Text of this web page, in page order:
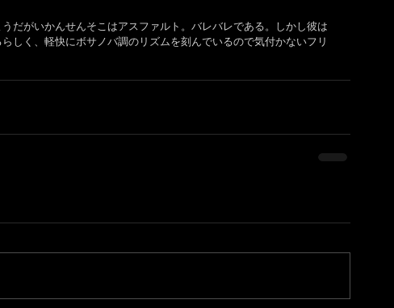
だがいかんせんそこはアスファルト。バレバレである。しかし彼は
しく、軽快にボサノバ調のリズムを刻んでいるので気付かないフリ